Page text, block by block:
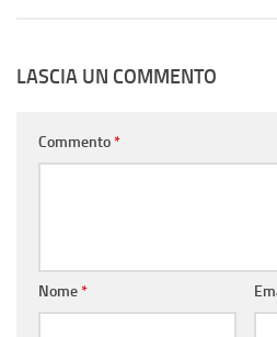
LASCIA UN COMMENTO
Commento*
Nome*